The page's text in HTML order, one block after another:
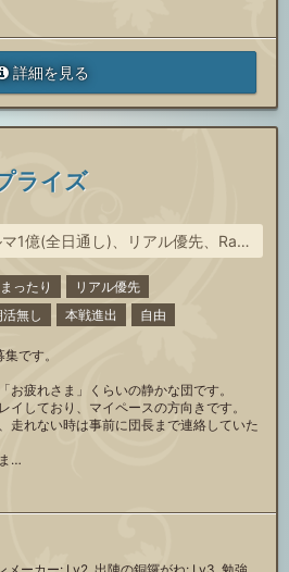
詳細を見る
ライズ
億(全日通し)、リアル優先、Rank250↑
まったり
リアル優先
活無し 本戦進出 自由
です。
お疲れさま」くらいの静かな団です。
イしており、マイペースの方向きです。
走れない時は事前に団長まで連絡していた
…